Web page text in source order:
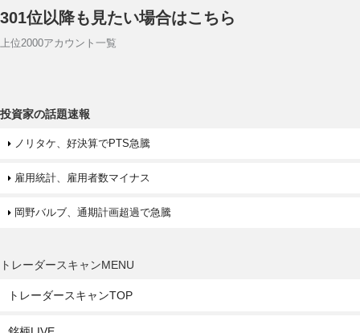
301位以降も見たい場合はこちら
上位2000アカウント一覧
投資家の話題速報
ノリタケ、好決算でPTS急騰
雇用統計、雇用者数マイナス
岡野バルブ、通期計画超過で急騰
トレーダースキャンMENU
トレーダースキャンTOP